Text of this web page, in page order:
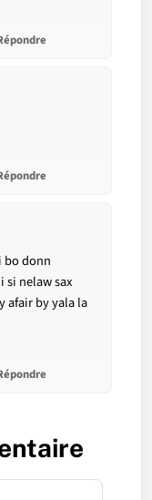
bo donn
nelaw sax
afair by yala la